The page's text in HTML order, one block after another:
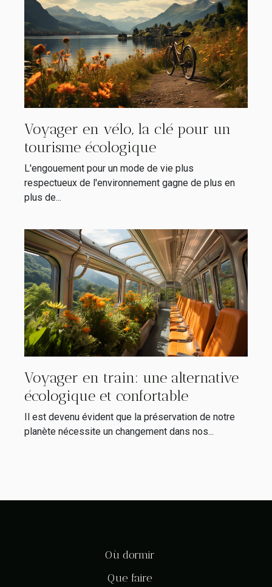
Voyager en vélo, la clé pour un
tourisme écologique
L'engouement pour un mode de vie plus
respectueux de l'environnement gagne de plus en
plus de...
Voyager en train: une alternative
écologique et confortable
Il est devenu évident que la préservation de notre
planète nécessite un changement dans nos...
Où dormir
Que faire